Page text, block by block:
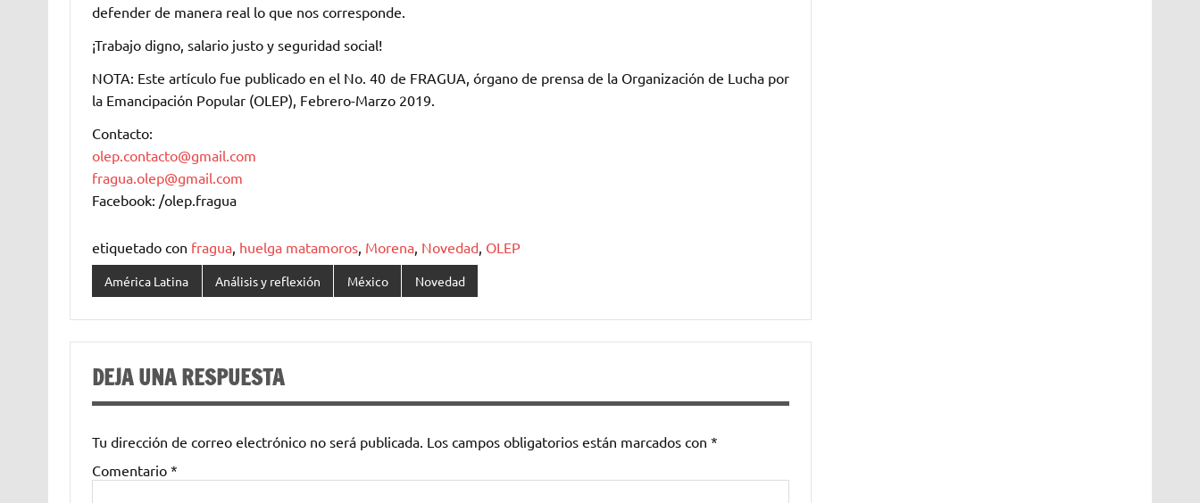
defender de manera real lo que nos corresponde.
¡Trabajo digno, salario justo y seguridad social!
NOTA: Este artículo fue publicado en el No. 40 de FRAGUA, órgano de prensa de la Organización de Lucha por
la Emancipación Popular (OLEP), Febrero-Marzo 2019.
Contacto:
olep.contacto@gmail.com
fragua.olep@gmail.com
Facebook: /olep.fragua
etiquetado con fragua, huelga matamoros, Morena, Novedad, OLEP
América Latina Análisis y reflexión México Novedad
DEJA UNA RESPUESTA
Tu dirección de correo electrónico no será publicada. Los campos obligatorios están marcados con *
Comentario *